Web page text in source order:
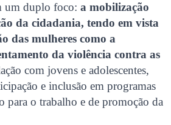
um duplo foco:a mobilização
da cidadania, tendo em vista
das mulheres como a
da violência contra as
com jovens e adolescentes,
e inclusão em programas
para o trabalho e de promoção da